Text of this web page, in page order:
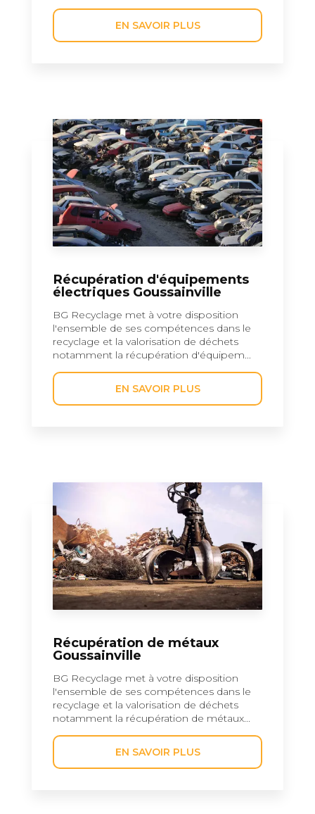
EN SAVOIR PLUS
Récupération d'équipements
électriques Goussainville
BG Recyclage met à votre disposition
l'ensemble de ses compétences dans le
recyclage et la valorisation de déchets
notamment la récupération d'équipem...
EN SAVOIR PLUS
Récupération de métaux
Goussainville
BG Recyclage met à votre disposition
l'ensemble de ses compétences dans le
recyclage et la valorisation de déchets
notamment la récupération de métaux...
EN SAVOIR PLUS